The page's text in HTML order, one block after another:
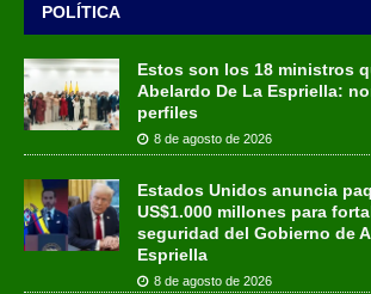
POLÍTICA
Estos son los 18 ministros
Abelardo De La Espriella:
perfiles
8 de agosto de 2026
Estados Unidos anuncia
US$1.000 millones para
seguridad del Gobierno de
Espriella
8 de agosto de 2026